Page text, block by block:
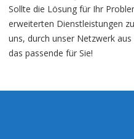
Sollte die Lösung für Ihr
erweiterten Dienstleistungen
uns, durch unser Netzwerk
das passende für Sie!